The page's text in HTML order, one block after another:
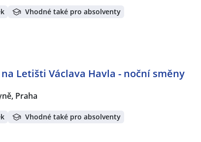
Vhodné také pro absolventy
Letišti Václava Havla - noční směny
Praha
Vhodné také pro absolventy